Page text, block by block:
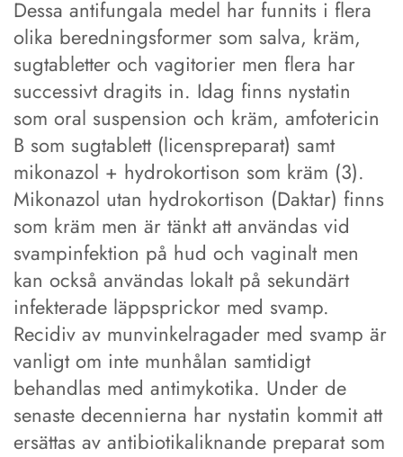
Dessa antifungala medel har funnits i flera
olika beredningsformer som salva, kräm,
sugtabletter och vagitorier men flera har
successivt dragits in. Idag finns nystatin
som oral suspension och kräm, amfotericin
B som sugtablett (licenspreparat) samt
mikonazol + hydrokortison som kräm (3).
Mikonazol utan hydrokortison (Daktar) finns
som kräm men är tänkt att användas vid
svampinfektion på hud och vaginalt men
kan också användas lokalt på sekundärt
infekterade läppsprickor med svamp.
Recidiv av munvinkelragader med svamp är
vanligt om inte munhålan samtidigt
behandlas med antimykotika. Under de
senaste decennierna har nystatin kommit att
ersättas av antibiotikaliknande preparat som